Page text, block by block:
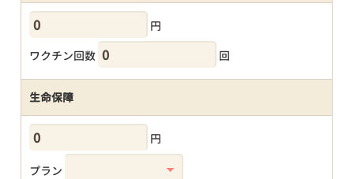
円
ワクチン回数
回
生命保障
円
プラン